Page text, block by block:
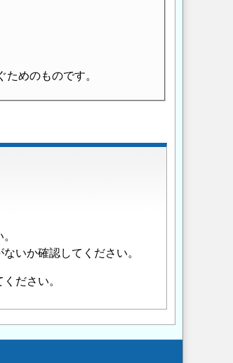
めのものです。
いか確認してください。
ださい。